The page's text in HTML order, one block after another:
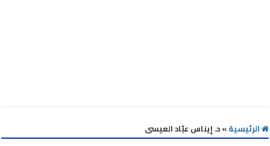
الرئيسية»د. إيناس عبّاد العيسى